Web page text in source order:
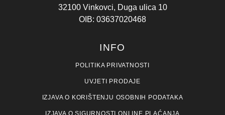
32100 Vinkovci, Duga ulica 10
OIB: 03637020468
INFO
POLITIKA PRIVATNOSTI
UVJETI PRODAJE
IZJAVA O KORIŠTENJU OSOBNIH PODATAKA